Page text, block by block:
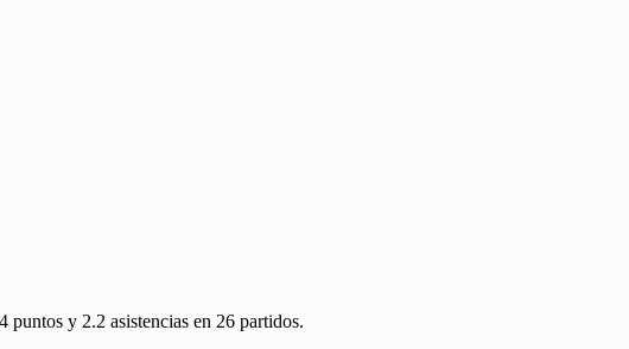
y 2.2 asistencias en 26 partidos.